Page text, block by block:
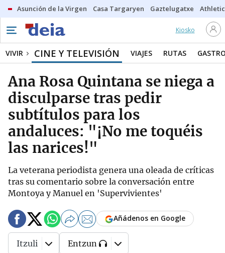
Asunción de la Virgen Casa Targaryen Gaztelugatxe Athletic
Kiosko
VIVIR CINE Y TELEVISIÓN VIAJES RUTAS
Ana Rosa Quintana se niega a
disculparse tras pedir
subtítulos para los
andaluces: "¡No me toquéis
las narices!"
La veterana periodista genera una oleada de críticas
tras su comentario sobre la conversación entre
Montoya y Manuel en 'Supervivientes'
Añádenos en Google
Itzuli Entzun